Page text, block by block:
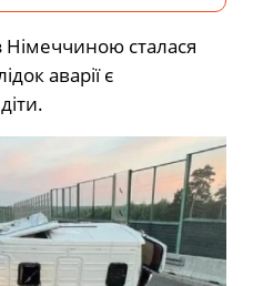
Німеччиною сталася
аварії є